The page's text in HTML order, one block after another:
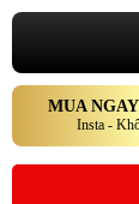
MUA
Insta -